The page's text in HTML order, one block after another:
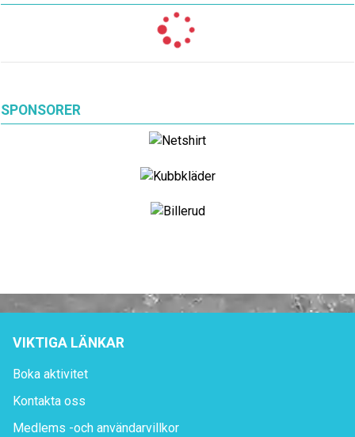
SPONSORER
VIKTIGA LÄNKAR
Boka aktivitet
Kontakta oss
Medlems -och användarvillkor